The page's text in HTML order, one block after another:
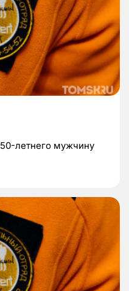
летнего мужчину